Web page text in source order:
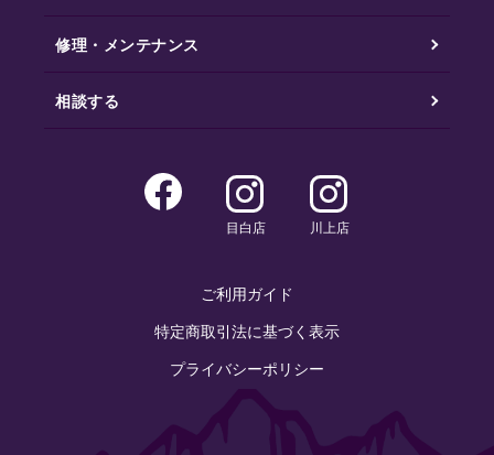
修理・メンテナンス
相談する
目白店 川上店
ご利用ガイド
特定商取引法に基づく表示
プライバシーポリシー